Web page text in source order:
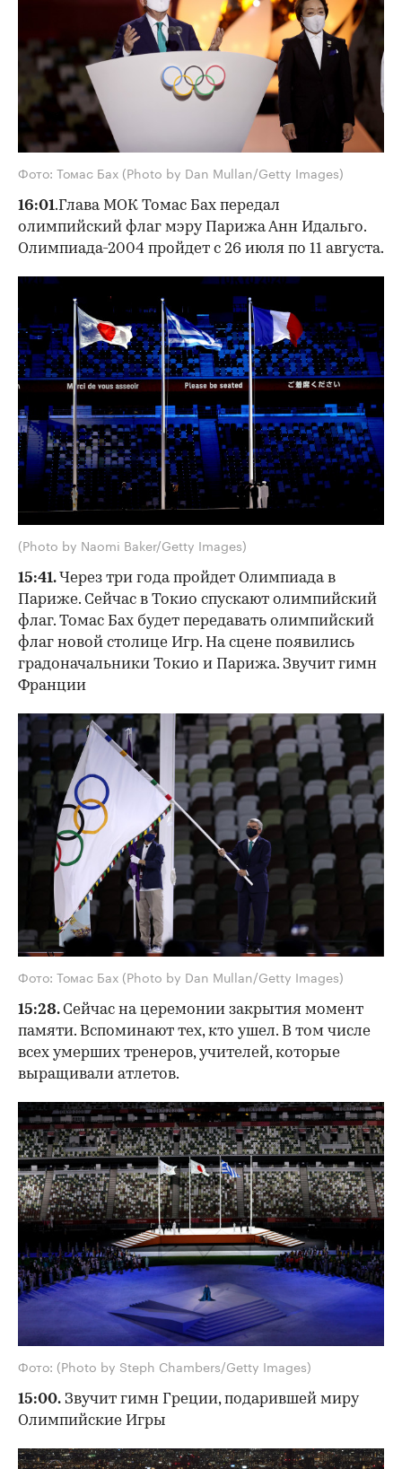
Фото: Томас Бах (Photo by Dan Mullan/Getty Images)
16:01.Глава МОК Томас Бах передал
олимпийский флаг мэру Парижа Анн Идальго.
Олимпиада-2004 пройдет с 26 июля по 11 августа.
(Photo by Naomi Baker/Getty Images)
15:41. Через три года пройдет Олимпиада в
Париже. Сейчас в Токио спускают олимпийский
флаг. Томас Бах будет передавать олимпийский
флаг новой столице Игр. На сцене появились
градоначальники Токио и Парижа. Звучит гимн
Франции
Фото: Томас Бах (Photo by Dan Mullan/Getty Images)
15:28.Сейчас на церемонии закрытия момент
памяти. Вспоминают тех, кто ушел. В том числе
всех умерших тренеров, учителей, которые
выращивали атлетов.
Фото: (Photo by Steph Chambers/Getty Images)
15:00. Звучит гимн Греции, подарившей миру
Олимпийские Игры